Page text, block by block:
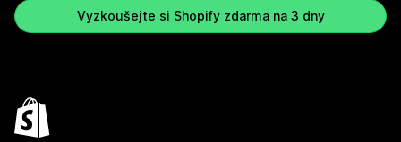
Vyzkoušejte si Shopify zdarma na 3 dny